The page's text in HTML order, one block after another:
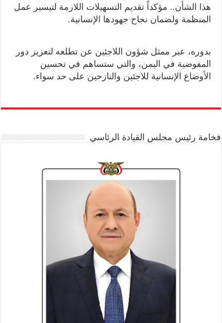
هذا الشأن.. مؤكداً تقديم التسهيلات اللازمة لتيسير عمل
المنظمة ولضمان نجاح جهودها الإنسانية.
بدوره، عبر ممثل شؤون اللاجئين عن تطلعه لتعزيز دور
المفوضية في اليمن، والتي ستساهم في تحسين
الأوضاع الإنسانية للاجئين والنازحين على حد سواء.
فخامة رئيس مجلس القيادة الرئاسي